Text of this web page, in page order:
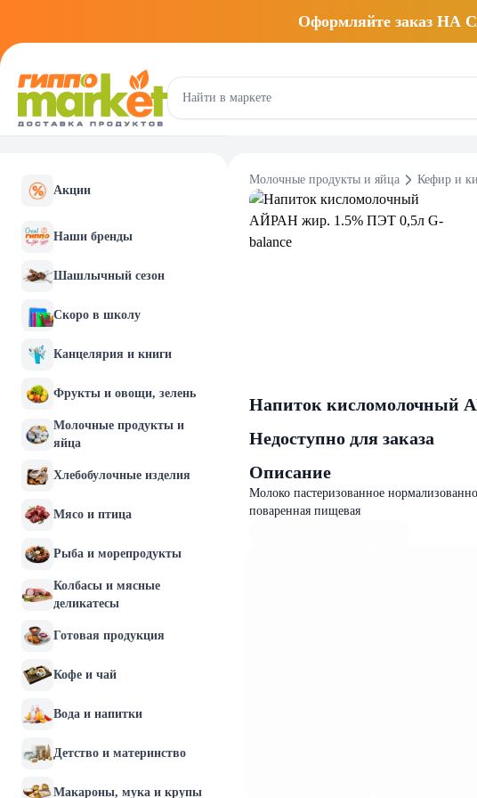
Оформляйте заказ
Акции
Наши бренды
Шашлычный сезон
Скоро в школу
Канцелярия и книги
Фрукты и овощи, зелень
Молочные продукты и
яйца
Хлебобулочные изделия
Мясо и птица
Рыба и морепродукты
Колбасы и мясные
деликатесы
Готовая продукция
Кофе и чай
Вода и напитки
Детство и материнство
Макароны, мука и крупы
Молочные продукты и яйца Кефир и
Напиток кисломолочный
Недоступно для заказа
Описание
Молоко пастеризованное
поваренная пищевая